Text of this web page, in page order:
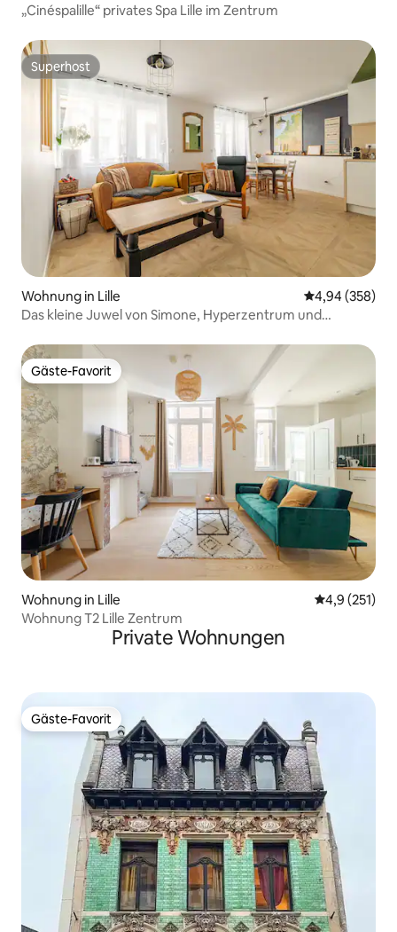
„Cinéspalille“ privates Spa Lille im Zentrum
Superhost
Superhost
Wohnung in Lille
4,94 (358)
Das kleine Juwel von Simone, Hyperzentrum und
Gäste-Favorit
Gäste-Favorit
Wohnung in Lille
4,9 (251)
Wohnung T2 Lille Zentrum
Private Wohnungen
Gäste-Favorit
Gäste-Favorit